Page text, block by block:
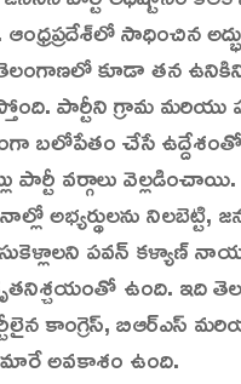
ఆంధ్రప్రదేశ్‌లో సాధించిన
కూడా తన
పార్టీని గ్రామ మరియు
బలోపేతం చేసే
పార్టీ వర్గాలు
అభ్యర్థులను
పవన్ కళ్యాణ్
ఉంది. ఇది
కాంగ్రెస్, బిఆర్ఎస్
అవకాశం ఉంది.